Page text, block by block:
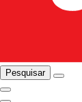
Pesquisar